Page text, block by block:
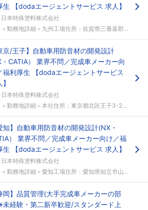
生 【dodaエージェントサービス 求人】
日本特殊塗料株式会社
＜勤務地詳細＞九州工場住所：佐賀県三養基郡みやき町...
京/王子】自動車用防音材の開発設計
CATIA） 業界不問／完成車メーカー向
福利厚生 【dodaエージェントサービス
日本特殊塗料株式会社
＜勤務地詳細＞本社住所：東京都北区王子3-23-2...
知】自動車用防音材の開発設計(NX・
） 業界不問／完成車メーカー向け／福
生 【dodaエージェントサービス 求人】
日本特殊塗料株式会社
＜勤務地詳細＞愛知工場住所：愛知県知立市山町東並木...
岡】品質管理(大手完成車メーカーの部
未経験・第二新卒歓迎/スタンダード上